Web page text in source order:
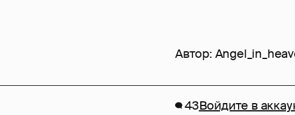
Автор:
43Войдите в